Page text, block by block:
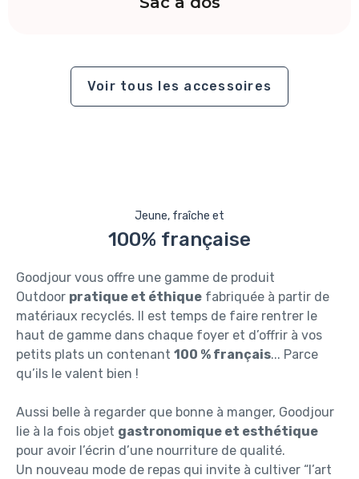
Voir tous les accessoires
Jeune, fraîche et
100% française
Goodjour vous offre une gamme de produit
Outdoor pratique et éthique fabriquée à partir de
matériaux recyclés. Il est temps de faire rentrer le
haut de gamme dans chaque foyer et d’offrir à vos
petits plats un contenant 100 % français... Parce
qu’ils le valent bien !
Aussi belle à regarder que bonne à manger, Goodjour
lie à la fois objet gastronomique et esthétique
pour avoir l’écrin d’une nourriture de qualité.
Un nouveau mode de repas qui invite à cultiver “l’art